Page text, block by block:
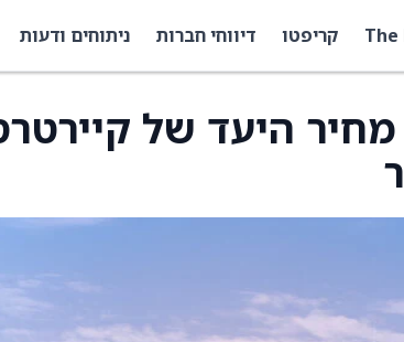
The קריפטו דיווחי חברות ניתוחים ודעות
היעד של